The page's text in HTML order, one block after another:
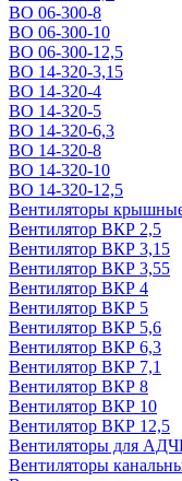
ВО 06-300-8
ВО 06-300-10
ВО 06-300-12,5
ВО 14-320-3,15
ВО 14-320-4
ВО 14-320-5
ВО 14-320-6,3
ВО 14-320-8
ВО 14-320-10
ВО 14-320-12,5
Вентиляторы
Вентилятор ВКР 2,5
Вентилятор ВКР 3,15
Вентилятор ВКР 3,55
Вентилятор ВКР 4
Вентилятор ВКР 5
Вентилятор ВКР 5,6
Вентилятор ВКР 6,3
Вентилятор ВКР 7,1
Вентилятор ВКР 8
Вентилятор ВКР 10
Вентилятор ВКР 12,5
Вентиляторы для
Вентиляторы